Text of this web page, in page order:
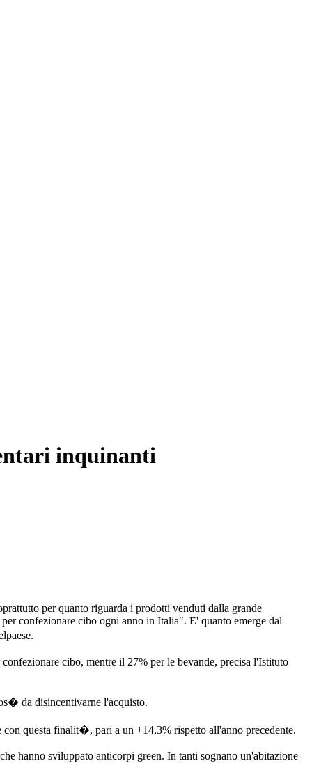
inquinanti
per quanto riguarda i prodotti venduti dalla grande
confezionare cibo ogni anno in Italia". E' quanto emerge dal
cibo, mentre il 27% per le bevande, precisa l'Istituto
da disincentivarne l'acquisto.
questa finalit�, pari a un +14,3% rispetto all'anno precedente.
hanno sviluppato anticorpi green. In tanti sognano un'abitazione